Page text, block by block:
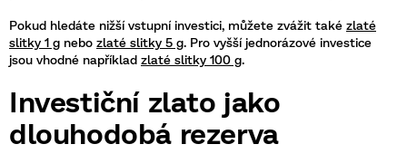
Pokud hledáte nižší vstupní investici, můžete zvážit také zlaté
slitky 1 g nebo zlaté slitky 5 g. Pro vyšší jednorázové investice
jsou vhodné například zlaté slitky 100 g.
Investiční zlato jako
dlouhodobá rezerva